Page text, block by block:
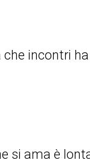
incontri
si ama è